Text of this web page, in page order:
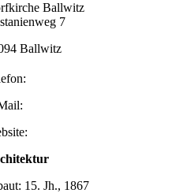
Ballwitz
7
Ballwitz
15. Jh., 1867